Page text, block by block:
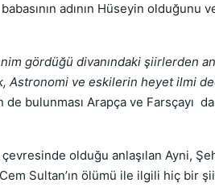
adının Hüseyin olduğunu
gördüğü divanındaki şiirlerden
Astronomi ve eskilerin heyet ilmi
de bulunması Arapça ve Farsçayı
olduğu anlaşılan Ayni,
Sultan’ın ölümü ile ilgili hiç bir